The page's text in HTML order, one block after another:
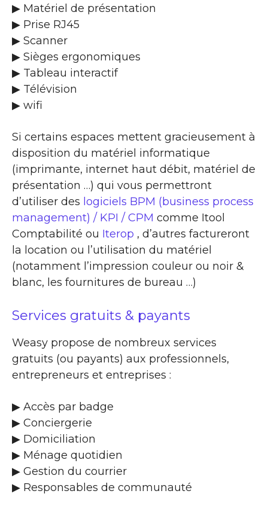
▶ Matériel de présentation
▶ Prise RJ45
▶ Scanner
▶ Sièges ergonomiques
▶ Tableau interactif
▶ Télévision
▶ wifi
Si certains espaces mettent gracieusement à
disposition du matériel informatique
(imprimante, internet haut débit, matériel de
présentation …) qui vous permettront
d’utiliser des logiciels BPM (business process
management) / KPI / CPM comme Itool
Comptabilité ou Iterop , d’autres factureront
la location ou l’utilisation du matériel
(notamment l’impression couleur ou noir &
blanc, les fournitures de bureau …)
Services gratuits & payants
Weasy propose de nombreux services
gratuits (ou payants) aux professionnels,
entrepreneurs et entreprises :
▶​ Accès par badge
▶​ Conciergerie
▶​ Domiciliation
▶​ Ménage quotidien
▶​ Gestion du courrier
▶​ Responsables de communauté